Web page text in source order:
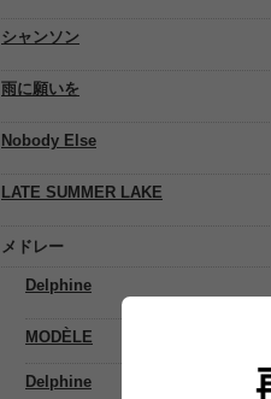
シャンソン
雨に願いを
Nobody Else
LATE SUMMER LAKE
メドレー
Delphine
MODÈLE
Delphine